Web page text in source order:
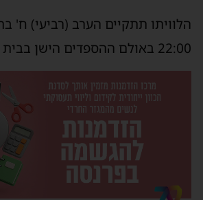
ההספדים הישן בבית העלמין אשדוד.